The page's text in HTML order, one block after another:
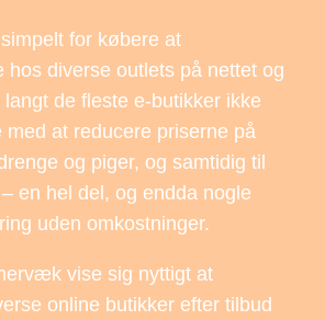
for købere at
hos diverse outlets på nettet og
de fleste e-butikker ikke
at reducere priserne på
og piger, og samtidig til
en hel del, og endda nogle
uden omkostninger.
vise sig nyttigt at
online butikker efter tilbud